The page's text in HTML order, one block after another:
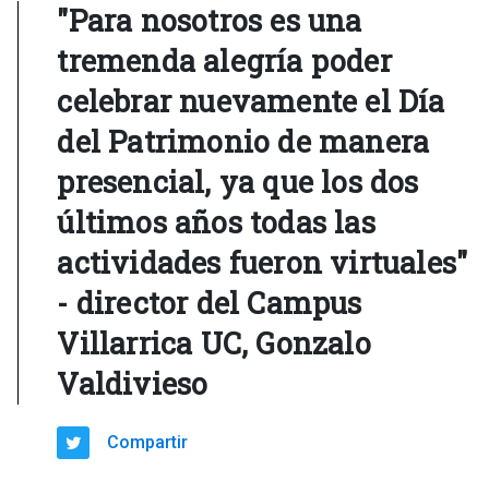
"Para nosotros es una
tremenda alegría poder
celebrar nuevamente el Día
del Patrimonio de manera
presencial, ya que los dos
últimos años todas las
actividades fueron virtuales"
- director del Campus
Villarrica UC, Gonzalo
Valdivieso
Compartir